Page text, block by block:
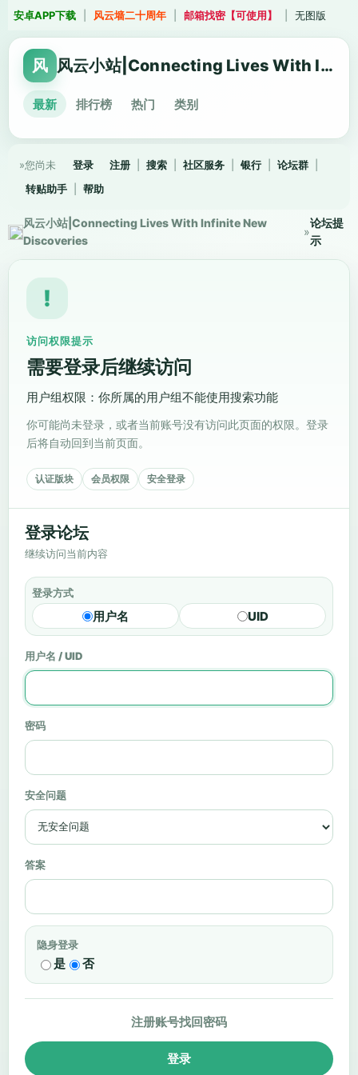
安卓APP下载 风云墙二十周年 邮箱找密【可使用】 无图版
风 风云小站|Connecting Lives With Infinite New Discoveries
最新 排行榜 热门 类别
»您尚未 登录 注册 搜索 社区服务 银行 论坛群
转贴助手
帮助
风云小站|Connecting Lives With Infinite New
Discoveries
»
论坛提
示
!
访问权限提示
需要登录后继续访问
用户组权限：你所属的用户组不能使用搜索功能
你可能尚未登录，或者当前账号没有访问此页面的权限。登录
后将自动回到当前页面。
认证版块 会员权限 安全登录
登录论坛
继续访问当前内容
登录方式
用户名 UID
用户名 / UID
密码
安全问题
答案
隐身登录
是 否
注册账号找回密码
登录